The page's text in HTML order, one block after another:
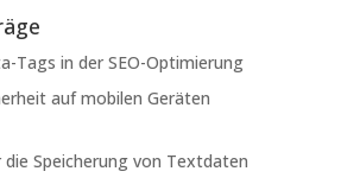
Tags in der SEO-Optimierung
auf mobilen Geräten
Speicherung von Textdaten